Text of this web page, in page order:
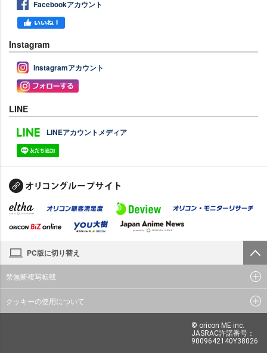
Facebookアカウント
Instagram
Instagramアカウント
LINE
LINEアカウントメディア
PC版に切り替え
禁無断複写転載
クッキーの使用について
© oricon ME inc.
JASRAC許諾番号：
9009642140Y38026